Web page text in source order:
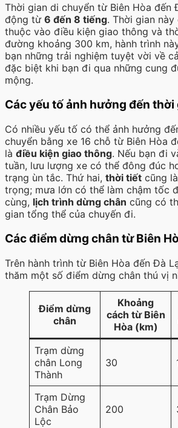
Thời gian di chuyển từ Biên Hòa đến
động từ 6 đến 8 tiếng. Thời gian
thuộc vào điều kiện giao thông và
đường khoảng 300 km, hành trình
bạn những trải nghiệm tuyệt vời về
đặc biệt khi bạn đi qua những cung
mộng.
Các yếu tố ảnh hưởng đến
Có nhiều yếu tố có thể ảnh hưởng
chuyển bằng xe 16 chỗ từ Biên Hòa
là điều kiện giao thông. Nếu bạn đi
tuần, lưu lượng xe có thể đông đúc
trạng ùn tắc. Thứ hai, thời tiết cũng
trọng; mưa lớn có thể làm chậm tốc
cùng, lịch trình dừng chân cũng có
gian tổng thể của chuyến đi.
Các điểm dừng chân từ Biên
Trên hành trình từ Biên Hòa đến Đà
thăm một số điểm dừng chân thú vị
Điểm dừng
chân
Khoảng
cách từ Biên
Hòa (km)
Trạm dừng
chân Long
Thành
30
Trạm Dừng
Chân Bảo
Lộc
200